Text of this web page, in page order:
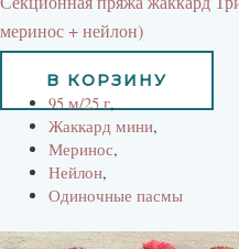
меринос + нейлон)
265руб
В КОРЗИНУ
95 м/25 г,
Жаккард мини,
Меринос,
Нейлон,
Одиночные пасмы